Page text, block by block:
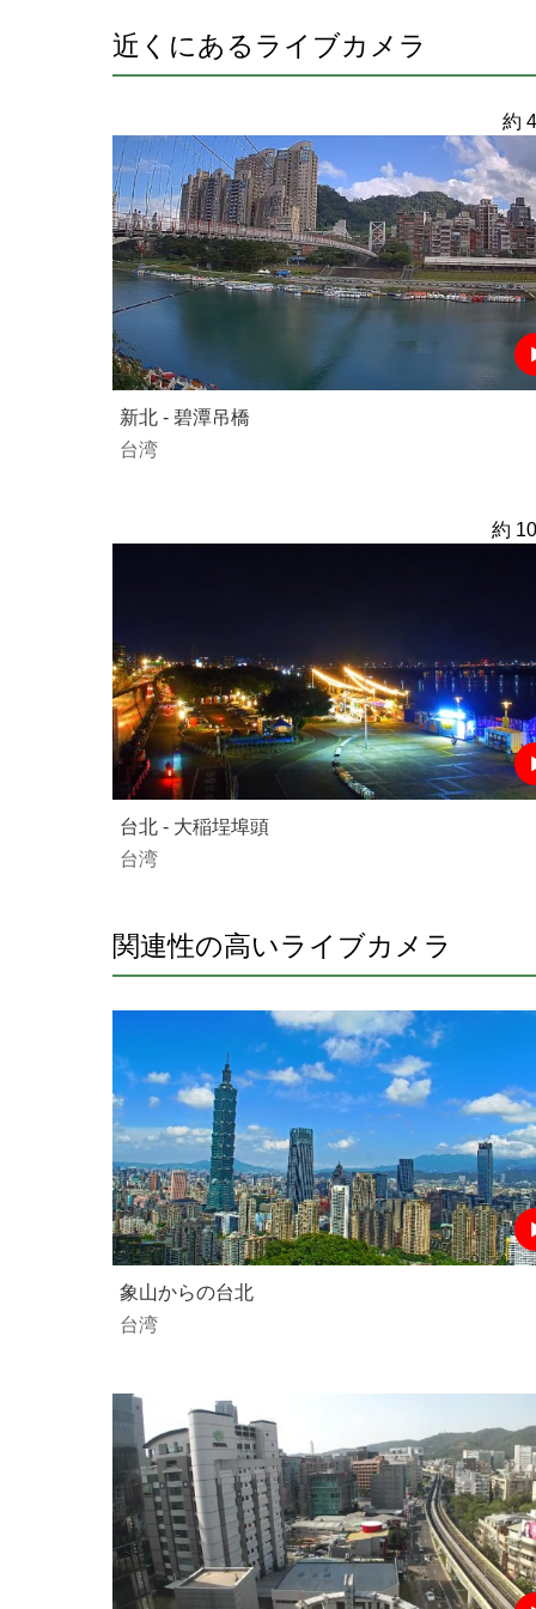
近くにあるライブカメラ
約
新北 - 碧潭吊橋
台湾
約
台北 - 大稲埕埠頭
台湾
関連性の高いライブカメラ
象山からの台北
台湾